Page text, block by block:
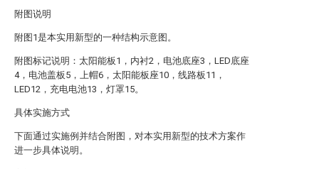
附图说明
附图1是本实用新型的一种结构示意图。
附图标记说明：太阳能板1，内衬2，电池底座3，LED底座
4，电池盖板5，上帽6，太阳能板座10，线路板11，
LED12，充电电池13，灯罩15。
具体实施方式
下面通过实施例并结合附图，对本实用新型的技术方案作
进一步具体说明。